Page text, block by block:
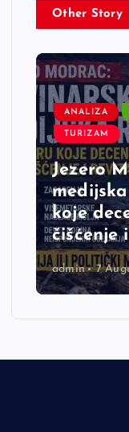
Other Story
ANALIZA
TURIZAM
Jezero
koje
čišćenje
admin 7